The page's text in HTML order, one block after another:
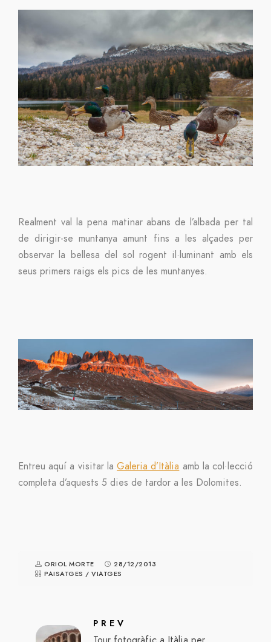
Realment val la pena matinar abans de l’albada per tal
de dirigir-se muntanya amunt fins a les alçades per
observar la bellesa del sol rogent il·luminant amb els
seus primers raigs els pics de les muntanyes.
Entreu aquí a visitar laGaleria d’Itàlia amb la col·lecció
completa d’aquests 5 dies de tardor a les Dolomites.
ORIOL MORTE
28/12/2013
PAISATGES / VIATGES
PREV